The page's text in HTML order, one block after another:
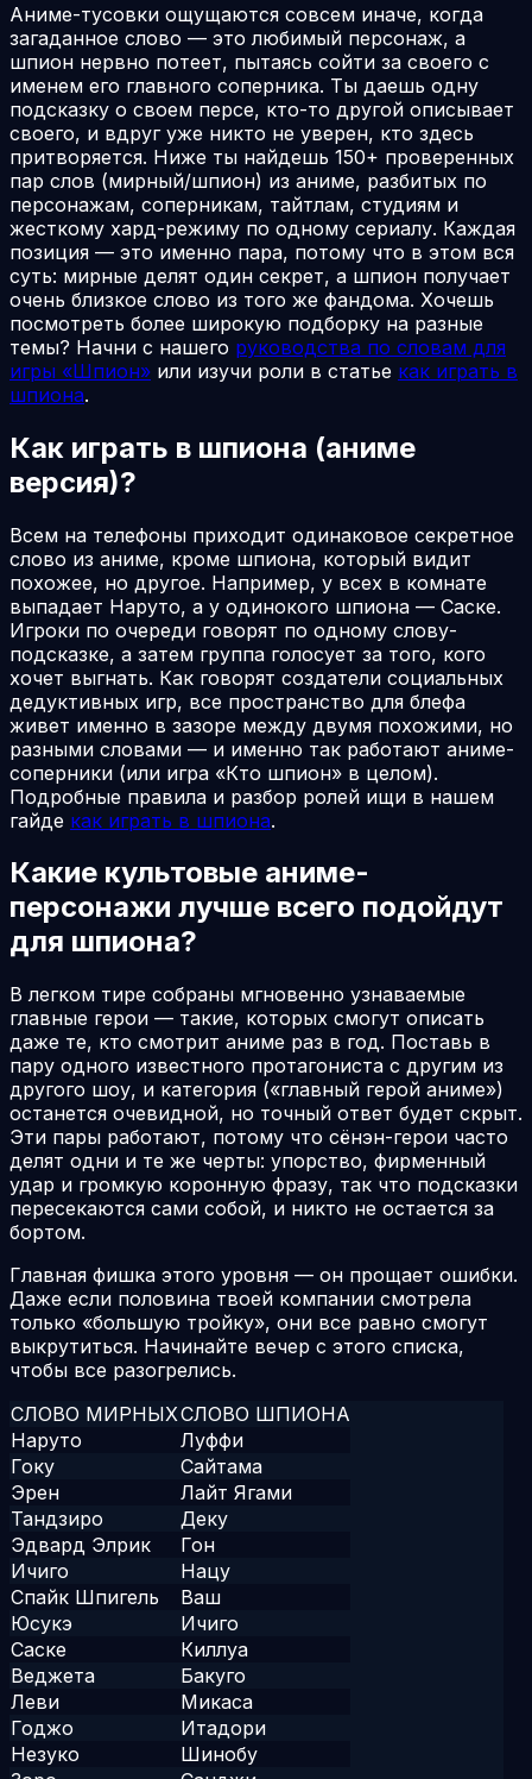
Аниме-тусовки ощущаются совсем иначе, когда
загаданное слово — это любимый персонаж, а
шпион нервно потеет, пытаясь сойти за своего с
именем его главного соперника. Ты даешь одну
подсказку о своем персе, кто-то другой описывает
своего, и вдруг уже никто не уверен, кто здесь
притворяется. Ниже ты найдешь 150+ проверенных
пар слов (мирный/шпион) из аниме, разбитых по
персонажам, соперникам, тайтлам, студиям и
жесткому хард-режиму по одному сериалу. Каждая
позиция — это именно пара, потому что в этом вся
суть: мирные делят один секрет, а шпион получает
очень близкое слово из того же фандома. Хочешь
посмотреть более широкую подборку на разные
темы? Начни с нашего руководства по словам для
игры «Шпион» или изучи роли в статье как играть в
шпиона.
Как играть в шпиона (аниме
версия)?
Всем на телефоны приходит одинаковое секретное
слово из аниме, кроме шпиона, который видит
похожее, но другое. Например, у всех в комнате
выпадает Наруто, а у одинокого шпиона — Саске.
Игроки по очереди говорят по одному слову-
подсказке, а затем группа голосует за того, кого
хочет выгнать. Как говорят создатели социальных
дедуктивных игр, все пространство для блефа
живет именно в зазоре между двумя похожими, но
разными словами — и именно так работают аниме-
соперники (или игра «Кто шпион» в целом).
Подробные правила и разбор ролей ищи в нашем
гайде как играть в шпиона.
Какие культовые аниме-
персонажи лучше всего подойдут
для шпиона?
В легком тире собраны мгновенно узнаваемые
главные герои — такие, которых смогут описать
даже те, кто смотрит аниме раз в год. Поставь в
пару одного известного протагониста с другим из
другого шоу, и категория («главный герой аниме»)
останется очевидной, но точный ответ будет скрыт.
Эти пары работают, потому что сёнэн-герои часто
делят одни и те же черты: упорство, фирменный
удар и громкую коронную фразу, так что подсказки
пересекаются сами собой, и никто не остается за
бортом.
Главная фишка этого уровня — он прощает ошибки.
Даже если половина твоей компании смотрела
только «большую тройку», они все равно смогут
выкрутиться. Начинайте вечер с этого списка,
чтобы все разогрелись.
СЛОВО МИРНЫХСЛОВО ШПИОНА
Наруто
Луффи
Гоку
Сайтама
Эрен
Лайт Ягами
Тандзиро
Деку
Эдвард Элрик
Гон
Ичиго
Нацу
Спайк Шпигель
Ваш
Юсукэ
Ичиго
Саске
Киллуа
Веджета
Бакуго
Леви
Микаса
Годжо
Итадори
Незуко
Шинобу